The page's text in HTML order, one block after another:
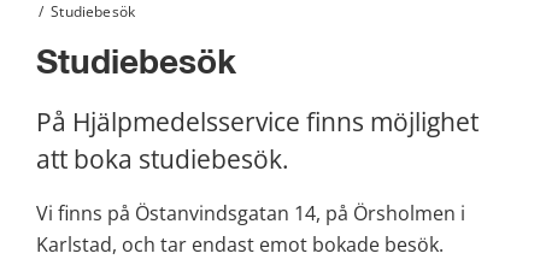
/ Studiebesök
Studiebesök
På Hjälpmedelsservice finns möjlighet
att boka studiebesök.
Vi finns på Östanvindsgatan 14, på Örsholmen i
Karlstad, och tar endast emot bokade besök.